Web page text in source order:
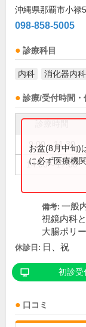
沖縄県那覇市小禄
098-858-5005
診療科目
内科 消化器内科
診療/受付時間・
9:00～11:30
14:00～17:00
お盆(8月中旬)
に必ず医療機
備考: 一般
視鏡内科
大腸ポリ
休診日: 日、祝
初診受
口コミ